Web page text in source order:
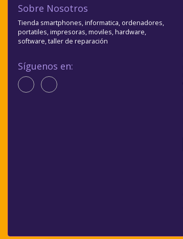
Sobre Nosotros
Tienda smartphones, informatica, ordenadores,
portatiles, impresoras, moviles, hardware,
software, taller de reparación
Síguenos en: